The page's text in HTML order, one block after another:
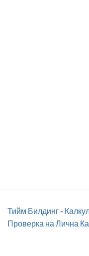
Тийм Билдинг-
Проверка на Лична